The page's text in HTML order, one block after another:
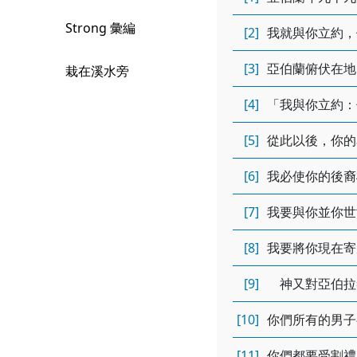
Strong 彙編
栽在溪水旁
[2] 我就與你立約
[3] 亞伯蘭俯伏在
[4] 「我與你立約
[5] 從此以後，你
[6] 我必使你的後
[7] 我要與你並你
[8] 我要將你現在
[9] 神又對亞伯
[10] 你們所有的男